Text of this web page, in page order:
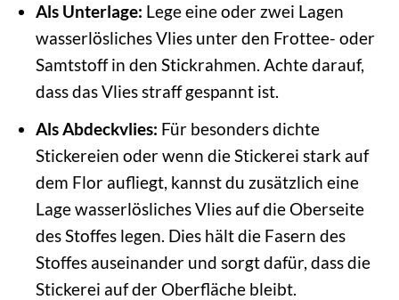
Als Unterlage: Lege eine oder zwei Lagen
wasserlösliches Vlies unter den Frottee- oder
Samtstoff in den Stickrahmen. Achte darauf,
dass das Vlies straff gespannt ist.
Als Abdeckvlies: Für besonders dichte
Stickereien oder wenn die Stickerei stark auf
dem Flor aufliegt, kannst du zusätzlich eine
Lage wasserlösliches Vlies auf die Oberseite
des Stoffes legen. Dies hält die Fasern des
Stoffes auseinander und sorgt dafür, dass die
Stickerei auf der Oberfläche bleibt.